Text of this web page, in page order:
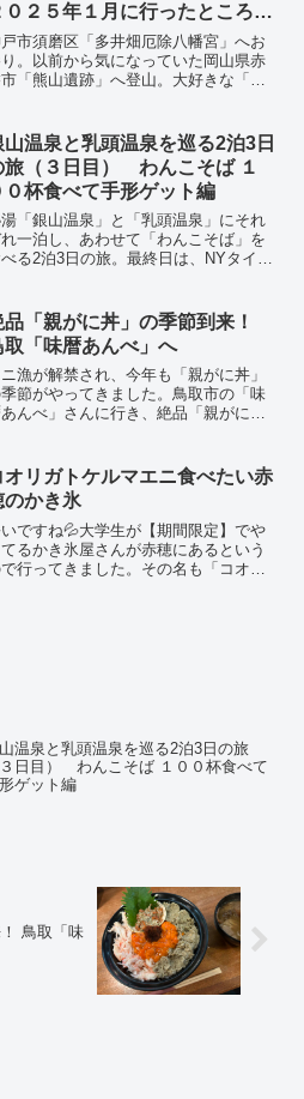
０２５年１月に行ったところを
とまとめ！
市須磨区「多井畑厄除八幡宮」へお
。以前から気になっていた岡山県赤
「熊山遺跡」へ登山。大好きな「親
山温泉と乳頭温泉を巡る2泊3日
旅（３日目） わんこそば １
０杯食べて手形ゲット編
「銀山温泉」と「乳頭温泉」にそれ
一泊し、あわせて「わんこそば」を
る2泊3日の旅。最終日は、NYタイム
へ。東家本店でわんこそば １００杯
て手形ゲット！
品「親がに丼」の季節到来！
取「味暦あんべ」へ
漁が解禁され、今年も「親がに丼」
節がやってきました。鳥取市の「味
んべ」さんに行き、絶品「親がに
オリガトケルマエニ食べたい赤
のかき氷
ですね💦大学生が【期間限定】でや
てるかき氷屋さんが赤穂にあるという
行ってきました。その名も「コオリ
温泉と乳頭温泉を巡る2泊3日の旅
３日目） わんこそば １００杯食べて
ゲット編
鳥取「味